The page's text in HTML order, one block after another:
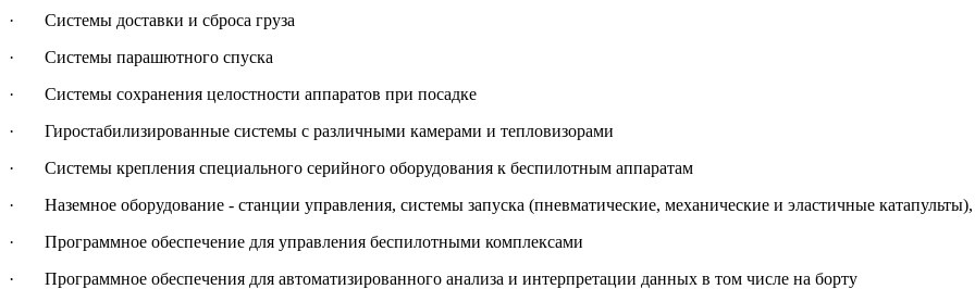
· Системы доставки и сброса груза
· Системы парашютного спуска
· Системы сохранения целостности аппаратов при посадке
· Гиростабилизированные системы с различными камерами и тепловизорами
· Системы крепления специального серийного оборудования к беспилотным аппаратам
· Наземное оборудование - станции управления, системы запуска (пневматические, механические и эластичные
· Программное обеспечение для управления беспилотными комплексами
· Программное обеспечения для автоматизированного анализа и интерпретации данных в том числе на борту